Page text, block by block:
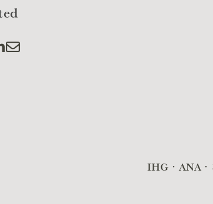
IHG・ANA